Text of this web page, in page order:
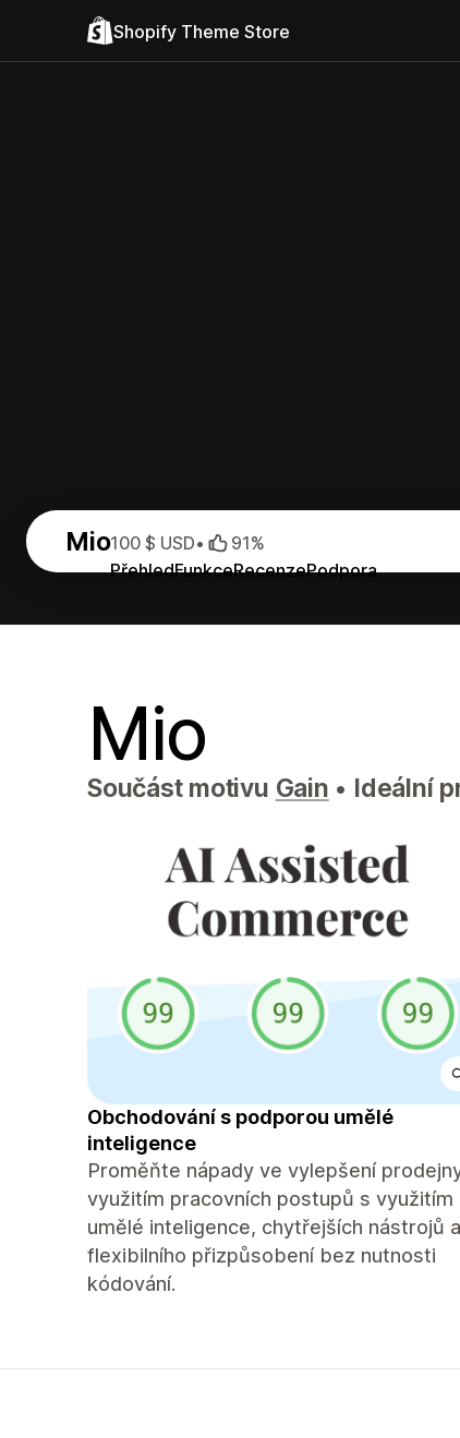
Shopify Theme Store
Mio
PřehledFunkceRecenzePodpora
100 $ USD• 91%
Mio
Součást motivu Gain • Ideální
Obchodování s podporou umělé
inteligence
Proměňte nápady ve vylepšení
využitím pracovních postupů s využitím
umělé inteligence, chytřejších nástrojů a
flexibilního přizpůsobení bez nutnosti
kódování.